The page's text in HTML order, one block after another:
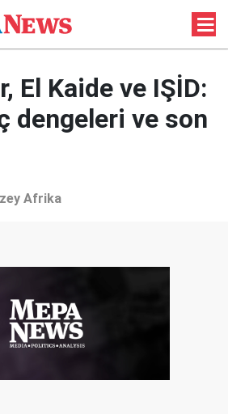
El Kaide ve IŞİD:
dengeleri ve son
Afrika